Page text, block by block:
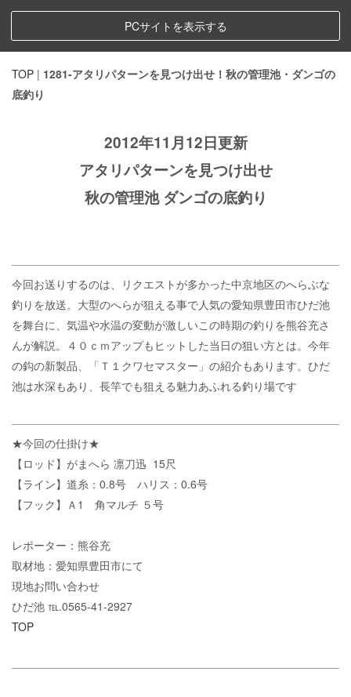
PCサイトを表示する
TOP | 1281-アタリパターンを見つけ出せ！秋の管理池・ダンゴの
底釣り
2012年11月12日更新
アタリパターンを見つけ出せ
秋の管理池 ダンゴの底釣り
今回お送りするのは、リクエストが多かった中京地区のへらぶな
釣りを放送。大型のへらが狙える事で人気の愛知県豊田市ひだ池
を舞台に、気温や水温の変動が激しいこの時期の釣りを熊谷充さ
んが解説。４０ｃｍアップもヒットした当日の狙い方とは。今年
の鈎の新製品、「Ｔ１クワセマスター」の紹介もあります。ひだ
池は水深もあり、長竿でも狙える魅力あふれる釣り場です
★今回の仕掛け★
【ロッド】がまへら 凛刀迅 15尺
【ライン】道糸：0.8号 ハリス：0.6号
【フック】Ａ1 角マルチ ５号
レポーター：熊谷充
取材地：愛知県豊田市にて
現地お問い合わせ
ひだ池 ℡.0565-41-2927
TOP